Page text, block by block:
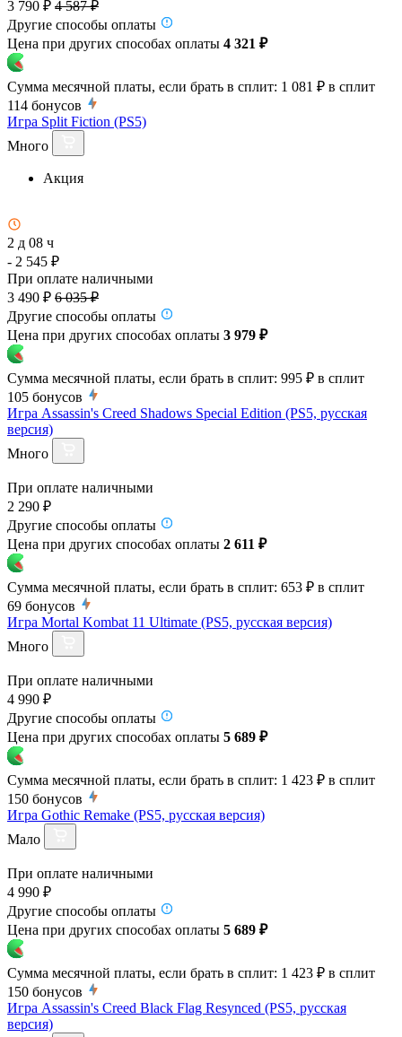
3 790 ₽ 4 587 ₽
Другие способы оплаты
Цена при других способах оплаты 4 321 ₽
Сумма месячной платы, если брать в сплит: 1 081 ₽ в сплит
114 бонусов
Игра Split Fiction (PS5)
Много
Акция
2 д 08 ч
- 2 545 ₽
При оплате наличными
3 490 ₽ 6 035 ₽
Другие способы оплаты
Цена при других способах оплаты 3 979 ₽
Сумма месячной платы, если брать в сплит: 995 ₽ в сплит
105 бонусов
Игра Assassin's Creed Shadows Special Edition (PS5, русская
версия)
Много
При оплате наличными
2 290 ₽
Другие способы оплаты
Цена при других способах оплаты 2 611 ₽
Сумма месячной платы, если брать в сплит: 653 ₽ в сплит
69 бонусов
Игра Mortal Kombat 11 Ultimate (PS5, русская версия)
Много
При оплате наличными
4 990 ₽
Другие способы оплаты
Цена при других способах оплаты 5 689 ₽
Сумма месячной платы, если брать в сплит: 1 423 ₽ в сплит
150 бонусов
Игра Gothic Remake (PS5, русская версия)
Мало
При оплате наличными
4 990 ₽
Другие способы оплаты
Цена при других способах оплаты 5 689 ₽
Сумма месячной платы, если брать в сплит: 1 423 ₽ в сплит
150 бонусов
Игра Assassin's Creed Black Flag Resynced (PS5, русская
версия)